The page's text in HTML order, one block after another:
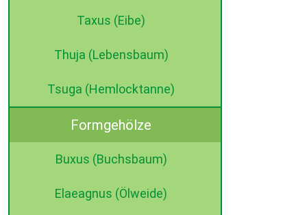
Taxus (Eibe)
Thuja (Lebensbaum)
Tsuga (Hemlocktanne)
Formgehölze
Buxus (Buchsbaum)
Elaeagnus (Ölweide)